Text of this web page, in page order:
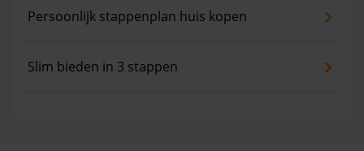
Persoonlijk stappenplan huis kopen
Slim bieden in 3 stappen